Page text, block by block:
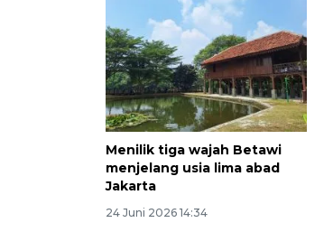
Menilik tiga wajah Betawi
menjelang usia lima abad
Jakarta
24 Juni 2026 14:34